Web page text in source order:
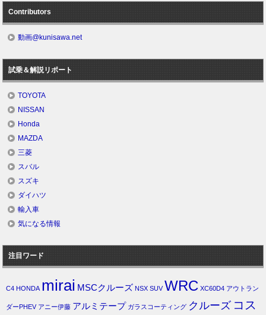
Contributors
動画@kunisawa.net
試乗＆解説リポート
TOYOTA
NISSAN
Honda
MAZDA
三菱
スバル
スズキ
ダイハツ
輸入車
気になる情報
注目ワード
C4 HONDA mirai MSCクルーズ NSX SUV WRC XC60D4 アウトラン
ダーPHEV アニー伊藤 アルミテープ ガラスコーティング クルーズ コス